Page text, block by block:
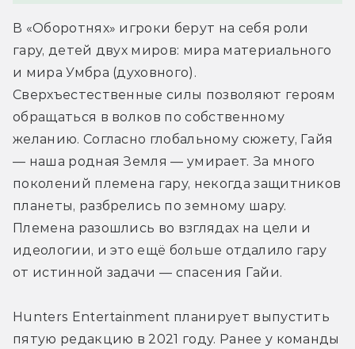
В «Оборотнях» игроки берут на себя роли
гару, детей двух миров: мира материального
и мира Умбра (духовного).
Сверхъестественные силы позволяют героям
обращаться в волков по собственному
желанию. Согласно глобальному сюжету, Гайя
— наша родная Земля — умирает. За много
поколений племена гару, некогда защитников
планеты, разбрелись по земному шару.
Племена разошлись во взглядах на цели и
идеологии, и это ещё больше отдалило гару
от истинной задачи — спасения Гайи.
Hunters Entertainment планирует выпустить
пятую редакцию в 2021 году. Ранее у команды